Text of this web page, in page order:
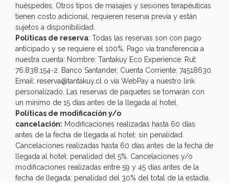
huéspedes. Otros tipos de masajes y sesiones terapéuticas
tienen costo adicional, requieren reserva previa y están
sujetos a disponibilidad.
Políticas de reserva: Todas las reservas son con pago
anticipado y se requiere el 100%. Pago vía transferencia a
nuestra cuenta: Nombre: Tantakuy Eco Experience. Rut:
76.838.154-2. Banco Santander, Cuenta Corriente: 74518630.
Email: reserva@tantakuy.cl o vía WebPay a nuestro link
personalizado. Las reservas de paquetes se tomarán con
un mínimo de 15 días antes de la llegada al hotel.
Políticas de modificación y/o
cancelación: Modificaciones realizadas hasta 60 días
antes de la fecha de llegada al hotel: sin penalidad.
Cancelaciones realizadas hasta 60 días antes de la fecha de
llegada al hotel: penalidad del 5%. Cancelaciones y/o
modificaciones realizadas entre 59 y 45 días antes de la
fecha de llegada: penalidad del 30% del total de la estadía.